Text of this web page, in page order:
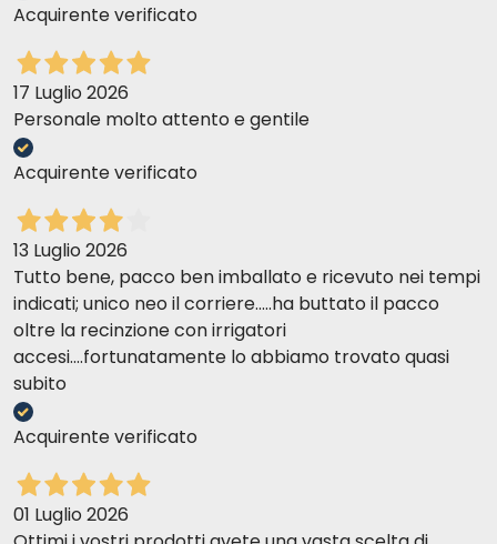
Acquirente verificato
17 Luglio 2026
Personale molto attento e gentile
Acquirente verificato
13 Luglio 2026
Tutto bene, pacco ben imballato e ricevuto nei tempi
indicati; unico neo il corriere.....ha buttato il pacco
oltre la recinzione con irrigatori
accesi....fortunatamente lo abbiamo trovato quasi
subito
Acquirente verificato
01 Luglio 2026